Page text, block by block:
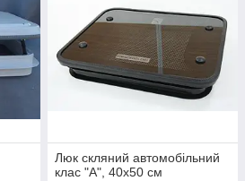
Люк скляний автомобільний
клас "А", 40х50 см